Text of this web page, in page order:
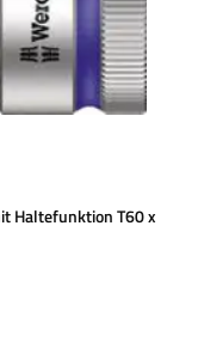
Haltefunktion T60 x